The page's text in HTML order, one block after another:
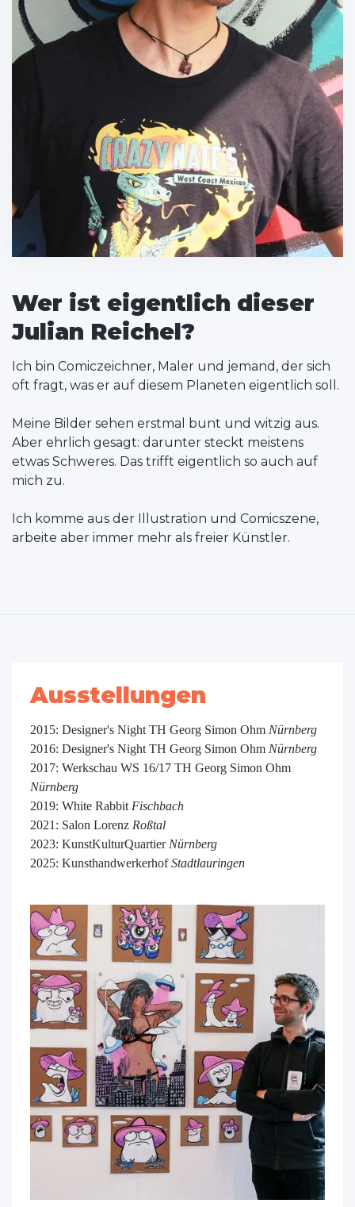
Wer ist eigentlich dieser
Julian Reichel?
Ich bin Comiczeichner, Maler und jemand, der sich
oft fragt, was er auf diesem Planeten eigentlich soll.
Meine Bilder sehen erstmal bunt und witzig aus.
Aber ehrlich gesagt: darunter steckt meistens
etwas Schweres. Das trifft eigentlich so auch auf
mich zu.
Ich komme aus der Illustration und Comicszene,
arbeite aber immer mehr als freier Künstler.
Ausstellungen
2015: Designer's Night TH Georg Simon Ohm Nürnberg
2016: Designer's Night TH Georg Simon Ohm Nürnberg
2017: Werkschau WS 16/17 TH Georg Simon Ohm
Nürnberg
2019: White RabbitFischbach
2021: Salon Lorenz Roßtal
2023: KunstKulturQuartierNürnberg
2025: KunsthandwerkerhofStadtlauringen